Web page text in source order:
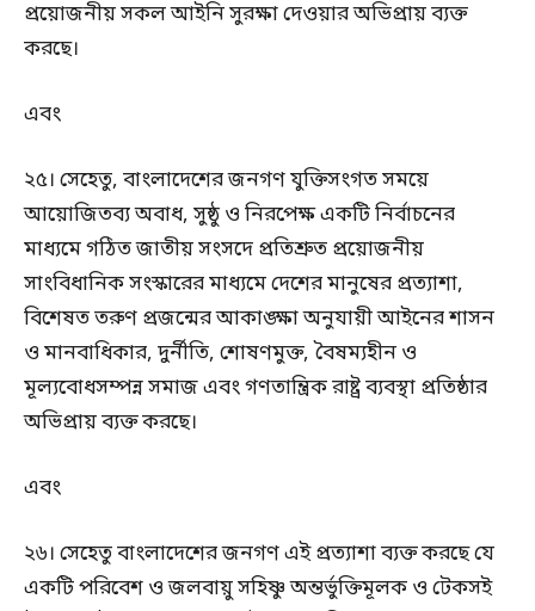
প্রয়োজনীয় সকল আইনি সুরক্ষা দেওয়ার অভিপ্রায় ব্যক্ত
করছে।
এবং
২৫। সেহেতু, বাংলাদেশের জনগণ যুক্তিসংগত সময়ে
আয়োজিতব্য অবাধ, সুষ্ঠু ও নিরপেক্ষ একটি নির্বাচনের
মাধ্যমে গঠিত জাতীয় সংসদে প্রতিশ্রুত প্রয়োজনীয়
সাংবিধানিক সংস্কারের মাধ্যমে দেশের মানুষের প্রত্যাশা,
বিশেষত তরুণ প্রজন্মের আকাঙ্ক্ষা অনুযায়ী আইনের শাসন
ও মানবাধিকার, দুর্নীতি, শোষণমুক্ত, বৈষম্যহীন ও
মূল্যবোধসম্পন্ন সমাজ এবং গণতান্ত্রিক রাষ্ট্র ব্যবস্থা প্রতিষ্ঠার
অভিপ্রায় ব্যক্ত করছে।
এবং
২৬। সেহেতু বাংলাদেশের জনগণ এই প্রত্যাশা ব্যক্ত করছে যে
একটি পরিবেশ ও জলবায়ু সহিষ্ণু অন্তর্ভুক্তিমূলক ও টেকসই